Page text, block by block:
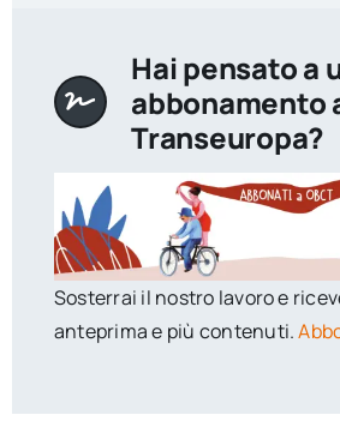
Hai pensato a
abbonamento
Transeuropa?
Sosterrai il nostro lavoro e
anteprima e più contenuti.